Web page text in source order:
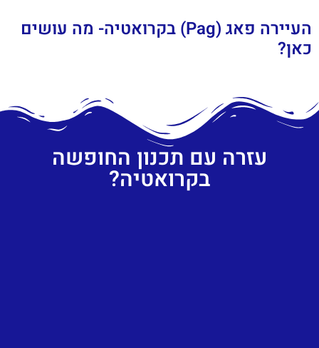
העיירה פאג (Pag) בקרואטיה- מה עושים
כאן?
עזרה עם תכנון החופשה
בקרואטיה?